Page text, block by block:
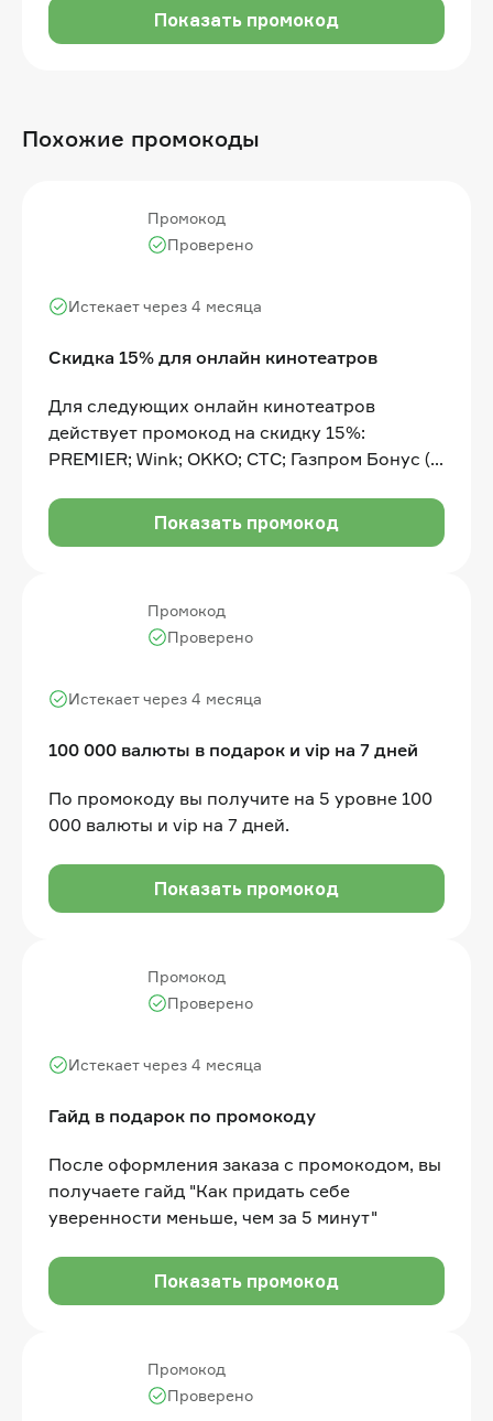
Показать промокод
Похожие промокоды
Промокод
Скидка 15% для онлайн кинотеатров
Истекает через 4 месяца
Проверено
Для следующих онлайн кинотеатров
действует промокод на скидку 15%:
PREMIER; Wink; OKKO; СТС; Газпром Бонус (в
кинотеатры); Подписка МТС Premium (туда
входит KION).
Показать промокод
Промокод
100 000 валюты в подарок и vip на 7 дней
Истекает через 4 месяца
Проверено
По промокоду вы получите на 5 уровне 100
000 валюты и vip на 7 дней.
Показать промокод
Промокод
Гайд в подарок по промокоду
Истекает через 4 месяца
Проверено
После оформления заказа с промокодом, вы
получаете гайд "Как придать себе
уверенности меньше, чем за 5 минут"
Показать промокод
Промокод
Проверено